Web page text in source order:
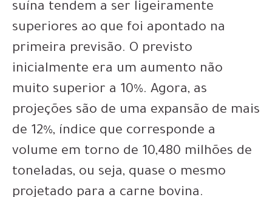
suína tendem a ser ligeiramente
superiores ao que foi apontado na
primeira previsão. O previsto
inicialmente era um aumento não
muito superior a 10%. Agora, as
projeções são de uma expansão de mais
de 12%, índice que corresponde a
volume em torno de 10,480 milhões de
toneladas, ou seja, quase o mesmo
projetado para a carne bovina.